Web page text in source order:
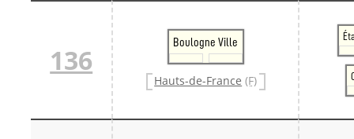
136
Boulogne Ville
Hauts-de-France (F)